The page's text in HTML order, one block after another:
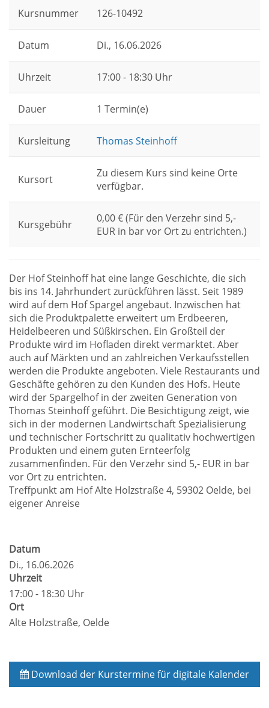
Kursnummer 126-10492
Datum Di., 16.06.2026
Uhrzeit 17:00 - 18:30 Uhr
Dauer 1 Termin(e)
Kursleitung Thomas Steinhoff
Kursort
Zu diesem Kurs sind keine Orte
verfügbar.
Kursgebühr
0,00 € (Für den Verzehr sind 5,-
EUR in bar vor Ort zu entrichten.)
Der Hof Steinhoff hat eine lange Geschichte, die sich
bis ins 14. Jahrhundert zurückführen lässt. Seit 1989
wird auf dem Hof Spargel angebaut. Inzwischen hat
sich die Produktpalette erweitert um Erdbeeren,
Heidelbeeren und Süßkirschen. Ein Großteil der
Produkte wird im Hofladen direkt vermarktet. Aber
auch auf Märkten und an zahlreichen Verkaufsstellen
werden die Produkte angeboten. Viele Restaurants und
Geschäfte gehören zu den Kunden des Hofs. Heute
wird der Spargelhof in der zweiten Generation von
Thomas Steinhoff geführt. Die Besichtigung zeigt, wie
sich in der modernen Landwirtschaft Spezialisierung
und technischer Fortschritt zu qualitativ hochwertigen
Produkten und einem guten Ernteerfolg
zusammenfinden. Für den Verzehr sind 5,- EUR in bar
vor Ort zu entrichten.
Treffpunkt am Hof Alte Holzstraße 4, 59302 Oelde, bei
eigener Anreise
Datum
Di., 16.06.2026
Uhrzeit
17:00 - 18:30 Uhr
Ort
Alte Holzstraße, Oelde
Download der Kurstermine für digitale Kalender